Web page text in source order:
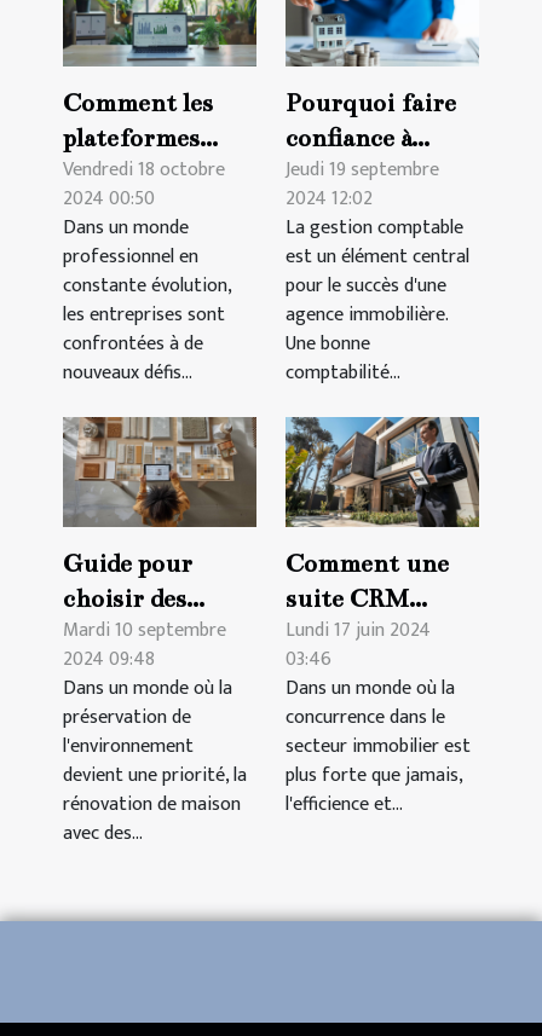
Comment les
plateformes
digitales
révolutionnent
la gestion des
formations en
entreprise
Vendredi 18 octobre
2024 00:50
Dans un monde
professionnel en
constante évolution,
les entreprises sont
confrontées à de
nouveaux défis...
Pourquoi faire
confiance à
Blindtrust pour
la comptabilité
de votre agence
immobilière ?
Jeudi 19 septembre
2024 12:02
La gestion comptable
est un élément central
pour le succès d'une
agence immobilière.
Une bonne
comptabilité...
Guide pour
choisir des
matériaux
durables pour la
rénovation de
maison en 2024
Mardi 10 septembre
2024 09:48
Dans un monde où la
préservation de
l'environnement
devient une priorité, la
rénovation de maison
avec des...
Comment une
suite CRM
spécifique au
secteur
immobilier peut
transformer
votre agence
Lundi 17 juin 2024
03:46
Dans un monde où la
concurrence dans le
secteur immobilier est
plus forte que jamais,
l'efficience et...